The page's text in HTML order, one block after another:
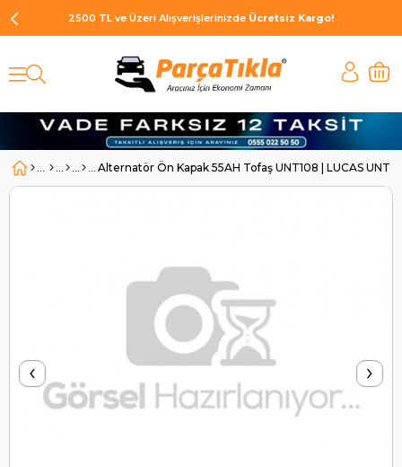
2500 TL ve Üzeri Alışverişlerinizde Ücretsiz Kargo!
Alternatör Ön Kapak 55AH Tofaş UNT108 | LUCAS
‹ ›